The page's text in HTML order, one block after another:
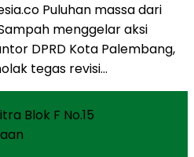
Puluhan massa dari
menggelar aksi
DPRD Kota Palembang,
tegas revisi…
Blok F No.15